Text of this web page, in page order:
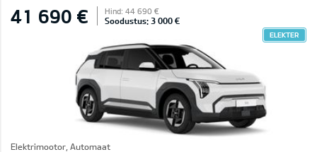
41 690 € Hind: 44 690 €
Soodustus: 3 000 €
ELEKTER
Elektrimootor, Automaat